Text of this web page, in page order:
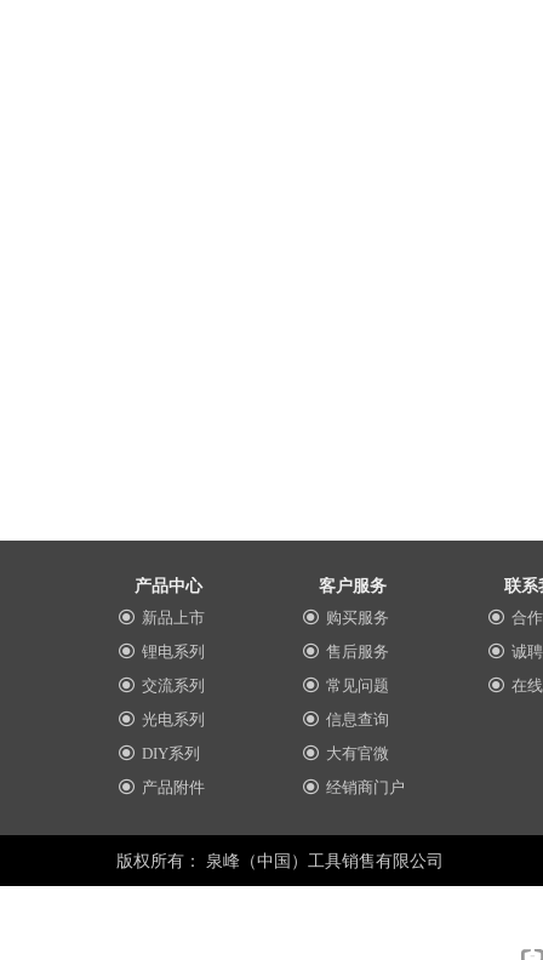
끧 信息查询
끧 常见问题
끧 售后服务
끧 购买服务
客户服务
끧 大有官微
끧 经销商门户
끧 交流系列
끧 新品上市
끧 锂电系列
끧 光电系列
产品中心
끧 产品附件
끧 DIY系列
联系
끧 合
끧 诚
끧 在
版权所有： 泉峰（中国）工具销售有限公司